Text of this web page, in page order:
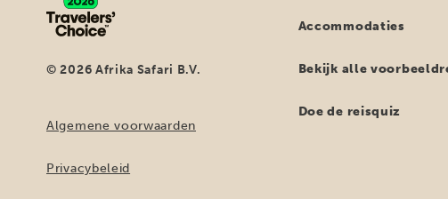
© 2026 Afrika Safari B.V.
Algemene voorwaarden
Privacybeleid
Accommodaties
Bekijk alle
Doe de reisquiz